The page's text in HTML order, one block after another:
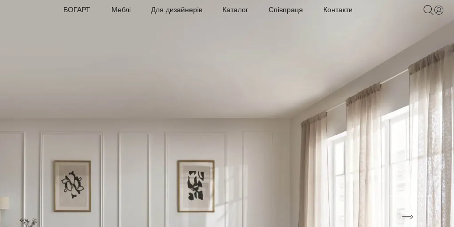
БОГАРТ. Меблі Для дизайнерів Каталог Співпраця Контакти